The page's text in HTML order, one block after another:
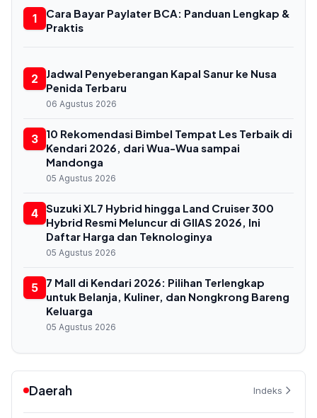
1
Cara Bayar Paylater BCA: Panduan Lengkap &
Praktis
2
Jadwal Penyeberangan Kapal Sanur ke Nusa
Penida Terbaru
06 Agustus 2026
3
10 Rekomendasi Bimbel Tempat Les Terbaik di
Kendari 2026, dari Wua-Wua sampai
Mandonga
05 Agustus 2026
4 Suzuki XL7 Hybrid hingga Land Cruiser 300
Hybrid Resmi Meluncur di GIIAS 2026, Ini
Daftar Harga dan Teknologinya
05 Agustus 2026
5
7 Mall di Kendari 2026: Pilihan Terlengkap
untuk Belanja, Kuliner, dan Nongkrong Bareng
Keluarga
05 Agustus 2026
Daerah Indeks